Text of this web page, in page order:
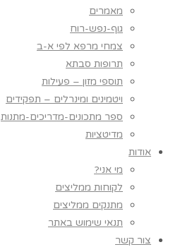
מאמרים
גוף-נפש-רוח
צמחי מרפא לפי א-ב
תרופות סבתא
תוספי מזון – פעילות
ויטמינים ומינרלים – תפקידים
ספר מתכונים-מדריכים-מתנות
מדיטציות
אודות
מי אני?
לקוחות ממליצים
מתנקים ממליצים
תנאי שימוש באתר
צור קשר